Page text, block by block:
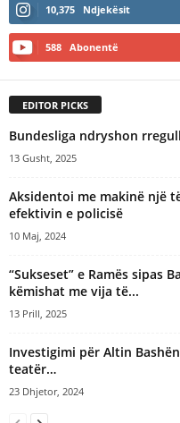
10,375 Ndjekësit
588 Abonentë
EDITOR PICKS
Bundesliga ndryshon
13 Gusht, 2025
Aksidentoi me makinë një
efektivin e policisë
10 Maj, 2024
“Sukseset” e Ramës sipas
këmishat me vija të...
13 Prill, 2025
Investigimi për Altin
teatër…
23 Dhjetor, 2024